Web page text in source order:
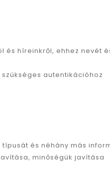
híreinkről, ehhez nevét
autentikációhoz
és néhány más
minőségük javítása